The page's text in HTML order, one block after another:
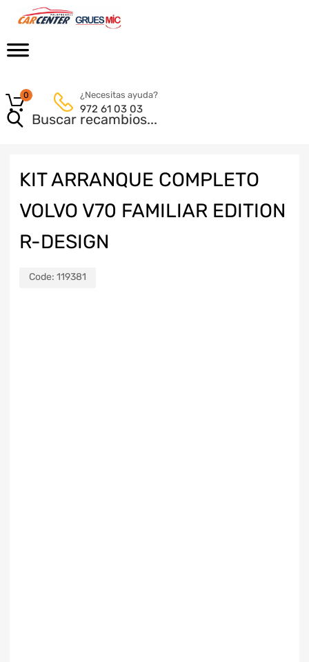
¿Necesitas ayuda?
972 61 03 03
0
KIT ARRANQUE COMPLETO
VOLVO V70 FAMILIAR EDITION
R-DESIGN
Code: 119381